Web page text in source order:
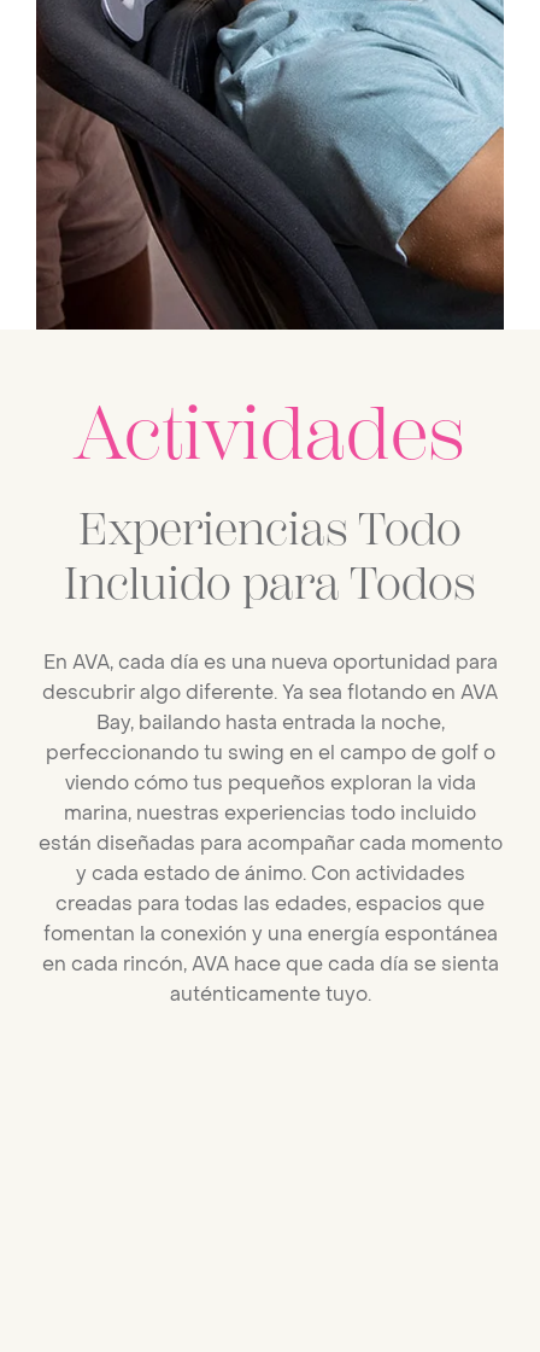
Actividades
Experiencias Todo
Incluido para Todos
En AVA, cada día es una nueva oportunidad para
descubrir algo diferente. Ya sea flotando en AVA
Bay, bailando hasta entrada la noche,
perfeccionando tu swing en el campo de golf o
viendo cómo tus pequeños exploran la vida
marina, nuestras experiencias todo incluido
están diseñadas para acompañar cada momento
y cada estado de ánimo. Con actividades
creadas para todas las edades, espacios que
fomentan la conexión y una energía espontánea
en cada rincón, AVA hace que cada día se sienta
auténticamente tuyo.